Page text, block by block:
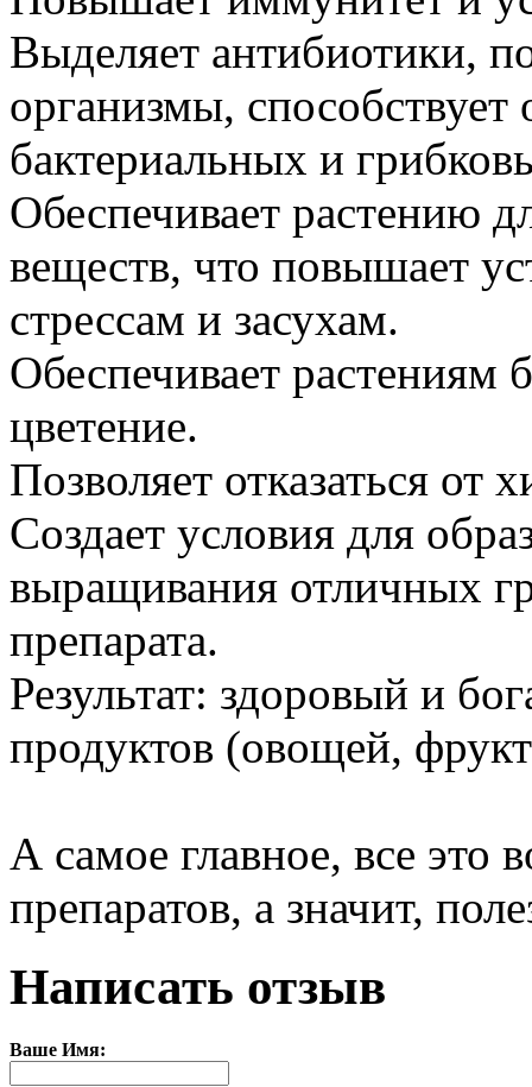
Выделяет антибиотики,
организмы, способствует
бактериальных и
Обеспечивает растению
веществ, что повышает
стрессам и засухам.
Обеспечивает растениям
цветение.
Позволяет отказаться от
Создает условия для
выращивания отличных
препарата.
Результат: здоровый и
продуктов (овощей,
А самое главное, все это
препаратов, а значит,
Написать отзыв
Ваше Имя: